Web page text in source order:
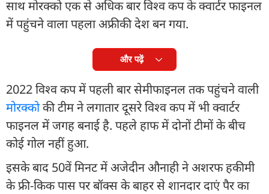
साथ मोरक्को एक से अधिक बार विश्व कप के क्वार्टर फाइनल
में पहुंचने वाला पहला अफ्रीकी देश बन गया.
और पढ़ें
2022 विश्व कप में पहली बार सेमीफाइनल तक पहुंचने वाली
मोरक्कोकी टीम ने लगातार दूसरे विश्व कप में भी क्वार्टर
फाइनल में जगह बनाई है. पहले हाफ में दोनों टीमों के बीच
कोई गोल नहीं हुआ.
इसके बाद 50वें मिनट में अजेदीन औनाही ने अशरफ हकीमी
के फ्री-किक पास पर बॉक्स के बाहर से शानदार दाएं पैर का